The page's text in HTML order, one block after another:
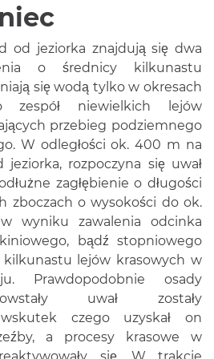
od jeziorka znajdują się dwa
o średnicy kilkunastu
się wodą tylko w okresach
niewielkich lejów
przebieg podziemnego
W odległości ok. 400 m na
jeziorka, rozpoczyna się uwał
zagłębienie o długości
zboczach o wysokości do ok.
wyniku zawalenia odcinka
bądź stopniowego
kilkunastu lejów krasowych w
Prawdopodobnie osady
uwał zostały
wskutek czego uzyskał on
a procesy krasowe w
się. W trakcie